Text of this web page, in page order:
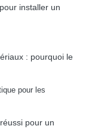
installer un
: pourquoi le
pour les
pour un